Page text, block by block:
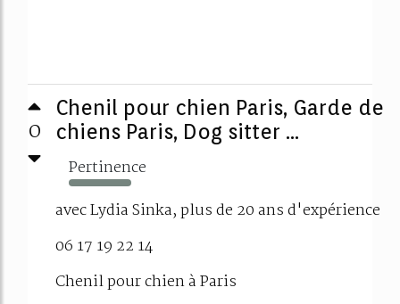
0
Chenil pour chien Paris, Garde de
chiens Paris, Dog sitter ...
Pertinence
1231%
avec Lydia Sinka, plus de 20 ans d'expérience
06 17 19 22 14
Chenil pour chien à Paris